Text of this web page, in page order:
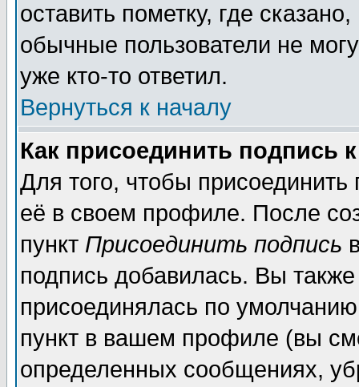
оставить пометку, где
обычные пользователи не
уже кто-то ответил.
Вернуться к началу
Как присоединить подпись
Для того, чтобы
её в своем профиле. После
пункт Присоединить подпись
подпись добавилась. Вы
присоединялась по
пункт в вашем профиле (вы
определенных сообщениях,